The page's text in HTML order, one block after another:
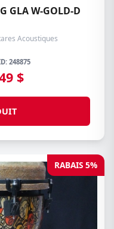
GLA W-GOLD-D
Acoustiques
248875
$
RABAIS 5%